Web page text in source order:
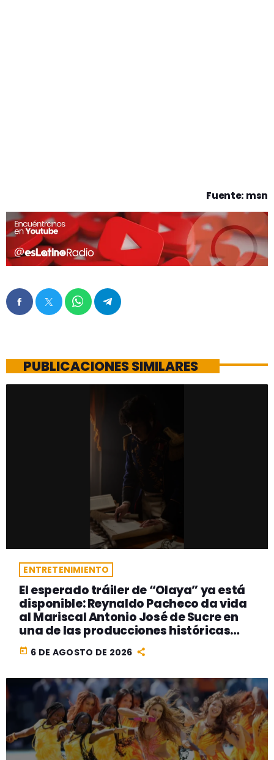
Fuente: msn
PUBLICACIONES SIMILARES
ENTRETENIMIENTO
El esperado tráiler de “Olaya” ya está
disponible: Reynaldo Pacheco da vida
al Mariscal Antonio José de Sucre en
una de las producciones históricas
más ambiciosas del cine peruano
today 6 DE AGOSTO DE 2026